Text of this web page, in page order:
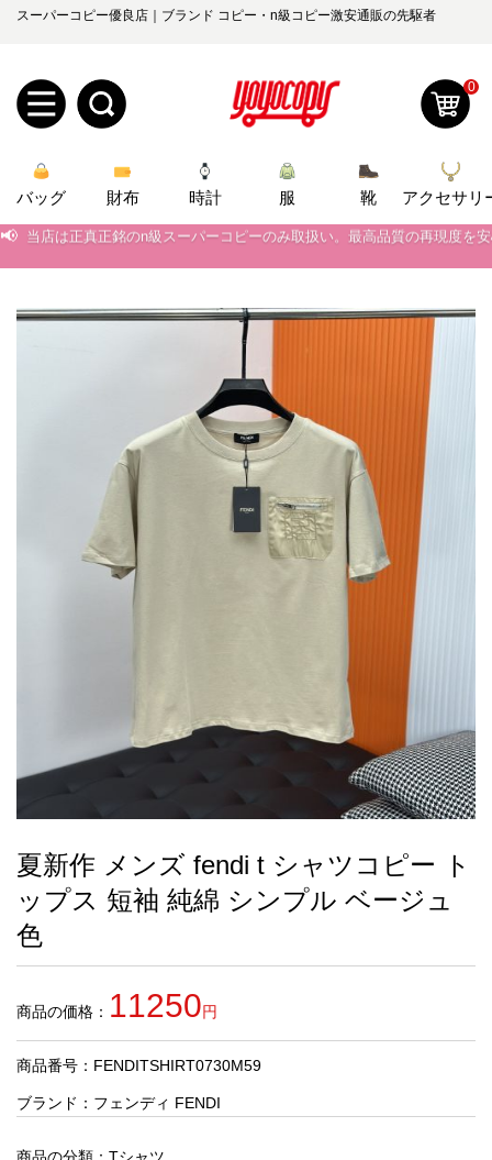
スーパーコピー優良店｜ブランド コピー・n級コピー激安通販の先駆者
規
ユ
ロ
グ
yoyocopys@gmail.com
2026人気特集
バッグ
財布
時計
ズボン
衣装セット
住まい用品
アクセサリー
ベルト
スカーフ
アイフォーンケ
小物
製
お
す
す
め
商
人
気
商
0
バッグ 財布 時計 服 靴 アクセサリ
📢 当店は正真正銘のn級スーパーコピーのみ取扱い。最高品質の再現度を
当店は正真正銘のn級スーパーコピーのみ取扱い。最高品質の再現度を
2026春の新作続々更新中！期間中のご注文でお得な割引をご利用いただ
新作入荷！ルイ・ヴィトンスーパーコピー バッグ最新モデルが登場。
夏新作 メンズ fendi t シャツコピー ト
ップス 短袖 純綿 シンプル ベージュ
色
商品の価格： 11250円
商品番号：FENDITSHIRT0730M59
ブランド： フェンディ FENDI